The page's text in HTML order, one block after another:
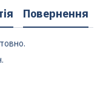
Повернення